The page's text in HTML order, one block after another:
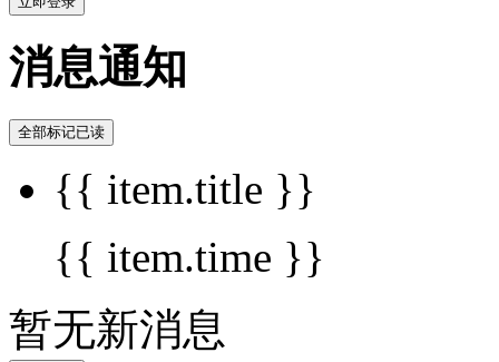
消息通知
全部标记已读
{{ item.title }}
{{ item.time }}
暂无新消息